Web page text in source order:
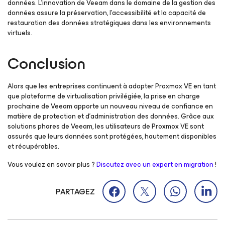
données. L’innovation de Veeam dans le domaine de la gestion des
données assure la préservation, l’accessibilité et la capacité de
restauration des données stratégiques dans les environnements
virtuels.
Conclusion
Alors que les entreprises continuent à adopter Proxmox VE en tant
que plateforme de virtualisation privilégiée, la prise en charge
prochaine de Veeam apporte un nouveau niveau de confiance en
matière de protection et d’administration des données. Grâce aux
solutions phares de Veeam, les utilisateurs de Proxmox VE sont
assurés que leurs données sont protégées, hautement disponibles
et récupérables.
Vous voulez en savoir plus ?Discutez avec un expert en migration!
PARTAGEZ